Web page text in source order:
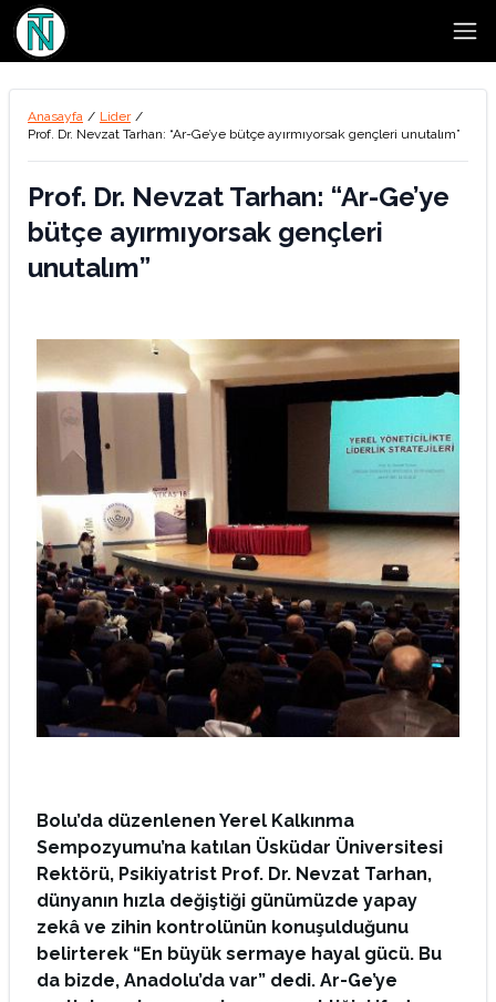
Anasayfa / Lider /
Prof. Dr. Nevzat Tarhan: “Ar-Ge’ye bütçe ayırmıyorsak gençleri unutalım”
Prof. Dr. Nevzat Tarhan: “Ar-Ge’ye
bütçe ayırmıyorsak gençleri
unutalım”
Bolu’da düzenlenen Yerel Kalkınma
Sempozyumu’na katılan Üsküdar Üniversitesi
Rektörü, Psikiyatrist Prof. Dr. Nevzat Tarhan,
dünyanın hızla değiştiği günümüzde yapay
zekâ ve zihin kontrolünün konuşulduğunu
belirterek “En büyük sermaye hayal gücü. Bu
da bizde, Anadolu’da var” dedi. Ar-Ge’ye